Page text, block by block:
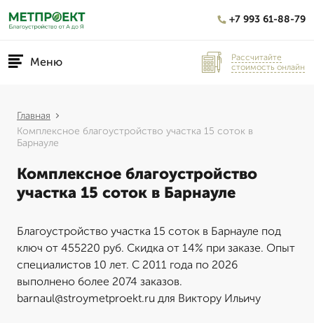
+7 993 61-88-79
Меню
Рассчитайте
стоимость онлайн
Главная
Комплексное благоустройство участка 15 соток в
Барнауле
Комплексное благоустройство
участка 15 соток в Барнауле
Благоустройство участка 15 соток в Барнауле под
ключ от 455220 руб. Скидка от 14% при заказе. Опыт
специалистов 10 лет. С 2011 года по 2026
выполнено более 2074 заказов.
barnaul@stroymetproekt.ru для Виктору Ильичу